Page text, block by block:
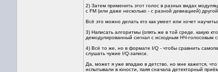
2) Затем применить этот голос в разных видах
c FM (или даже несколько - с разной девиацией)
Всё это можно делать кто как умеет или хочет
3) Написать алгоритмы (опять же в той среде, какую
демодулированный сигнал с исходным НЧ-голосовым
4) Всё то же, но в формате I/Q - чтобы сравнить
слушать чужие I/Q-записи.
Да, может я уже впадаю в детство, но мне кажется,
испытывали в юности, паяя сначала детекторный